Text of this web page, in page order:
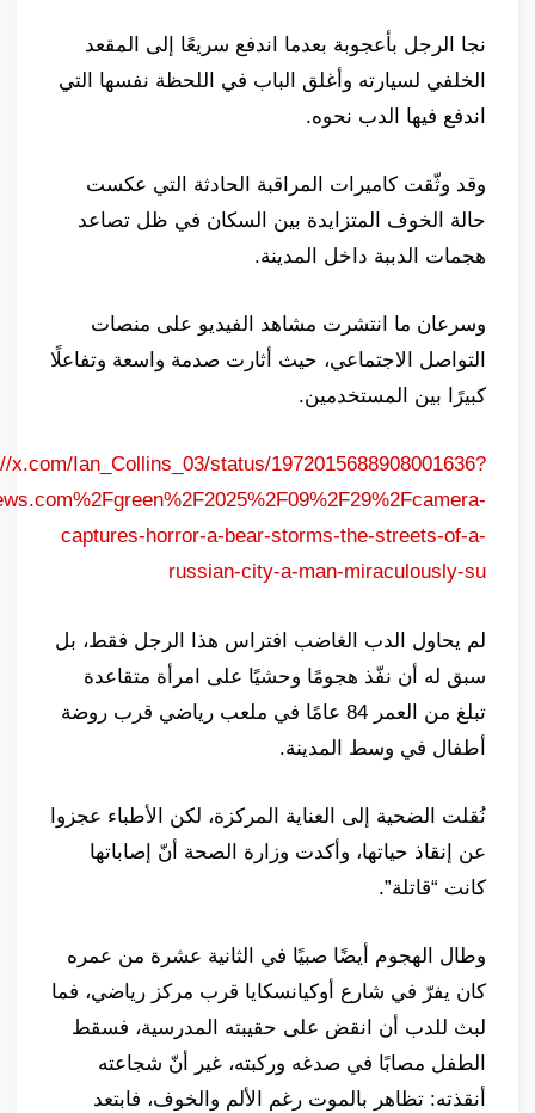
نجا الرجل بأعجوبة بعدما اندفع سريعًا إلى المقعد
الخلفي لسيارته وأغلق الباب في اللحظة نفسها التي
اندفع فيها الدب نحوه.
وقد وثّقت كاميرات المراقبة الحادثة التي عكست
حالة الخوف المتزايدة بين السكان في ظل تصاعد
هجمات الدببة داخل المدينة.
وسرعان ما انتشرت مشاهد الفيديو على منصات
التواصل الاجتماعي، حيث أثارت صدمة واسعة وتفاعلًا
كبيرًا بين المستخدمين.
x.com/Ian_Collins_03/status/1972015688908001636?
captures-horror-a-bear-storms-the-streets-of-a-
russian-city-a-man-miraculously-su
لم يحاول الدب الغاضب افتراس هذا الرجل فقط، بل
سبق له أن نفّذ هجومًا وحشيًا على امرأة متقاعدة
تبلغ من العمر 84 عامًا في ملعب رياضي قرب روضة
أطفال في وسط المدينة.
نُقلت الضحية إلى العناية المركزة، لكن الأطباء عجزوا
عن إنقاذ حياتها، وأكدت وزارة الصحة أنّ إصاباتها
كانت “قاتلة”.
وطال الهجوم أيضًا صبيًا في الثانية عشرة من عمره
كان يفرّ في شارع أوكيانسكايا قرب مركز رياضي، فما
لبث للدب أن انقض على حقيبته المدرسية، فسقط
الطفل مصابًا في صدغه وركبته، غير أنّ شجاعته
أنقذته: تظاهر بالموت رغم الألم والخوف، فابتعد